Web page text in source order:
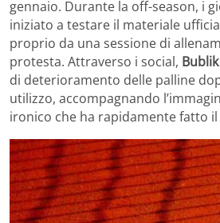
gennaio. Durante la off-season, i
iniziato a testare il materiale
proprio da una sessione di
protesta. Attraverso i social, Bublik
di deterioramento delle palline
utilizzo, accompagnando
ironico che ha rapidamente fatto